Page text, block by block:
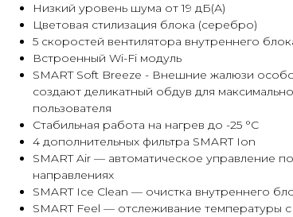
Низкий уровень шума от 19 дБ(А)
Цветовая стилизация блока (серебро)
5 скоростей вентилятора внутреннего
Встроенный Wi-Fi модуль
SMART Soft Breeze - Внешние жалюзи
создают деликатный обдув для
пользователя
Стабильная работа на нагрев до -25 °С
4 дополнительных фильтра SMART Ion
SMART Air — автоматическое управление
направлениях
SMART Ice Clean — очистка внутреннего
SMART Feel — отслеживание температуры с